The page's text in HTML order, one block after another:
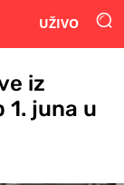
UŽIVO
iz
1. juna u